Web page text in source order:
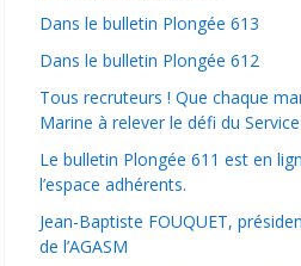
Dans le bulletin Plongée 613
Dans le bulletin Plongée 612
Tous recruteurs ! Que chaque
Marine à relever le défi du
Le bulletin Plongée 611 est en
l’espace adhérents.
Jean-Baptiste FOUQUET,
de l’AGASM